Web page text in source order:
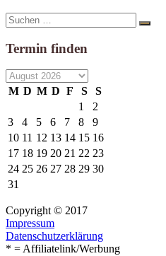
Suche
nach:
Termin finden
M D M D F S
S
1
2
3
4 5 6 7 8
9
10 11 12 13 14 15 16
17 18 19 20 21 22 23
24 25 26 27 28 29 30
31
Copyright © 2017
Impressum
Datenschutzerklärung
* = Affiliatelink/Werbung